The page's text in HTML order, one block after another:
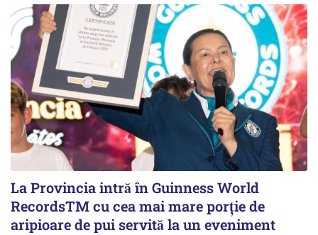
La Provincia intră în Guinness World
RecordsTM cu cea mai mare porție de
aripioare de pui servită la un eveniment